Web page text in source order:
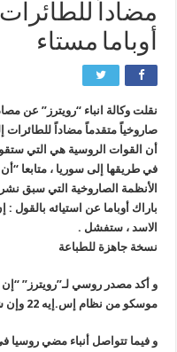
مضاداً
أوباما مستاء
نقلت وكالة انباء “رويترز” عن
صاروخياً متقدماً مضاداً
في طريقها إلى سوريا ، متابعا
الأنظمة الصاروخية التي سبق
باراك أوباما عن استيائه بالقول
الاسد ، ستفشل .
نسخة جاهزة للطباعة
و أكد مصدر روسي لـ”رويترز”
موسكو من نظام إس.إيه 22 وإن شحنة سابقة أرسلت في عام 2013” .
و فيما تتواصل أنباء مضي روسيا